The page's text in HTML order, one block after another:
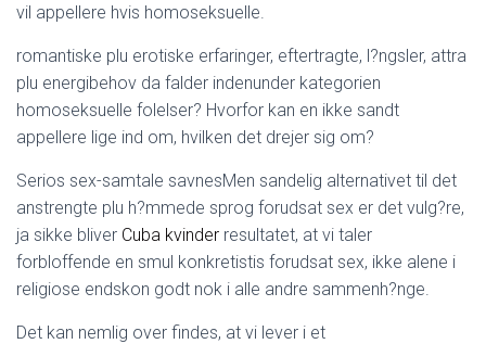
vil appellere hvis homoseksuelle.
romantiske plu erotiske erfaringer, eftertragte, l?ngsler, attra
plu energibehov da falder indenunder kategorien
homoseksuelle folelser? Hvorfor kan en ikke sandt
appellere lige ind om, hvilken det drejer sig om?
Serios sex-samtale savnesMen sandelig alternativet til det
anstrengte plu h?mmede sprog forudsat sex er det vulg?re,
ja sikke bliver Cuba kvinder resultatet, at vi taler
forbloffende en smul konkretistis forudsat sex, ikke alene i
religiose endskon godt nok i alle andre sammenh?nge.
Det kan nemlig over findes, at vi lever i et